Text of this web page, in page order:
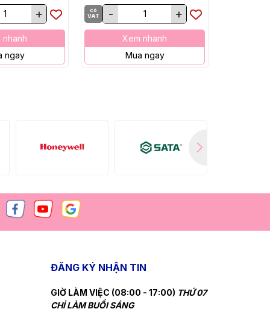
+
nhanh
ngay
có
VAT
- +
Xem nhanh
Mua ngay
ĐĂNG KÝ NHẬN TIN
GIỜ LÀM VIỆC (08:00 - 17:00) THỨ 07
CHỈ LÀM BUỔI SÁNG